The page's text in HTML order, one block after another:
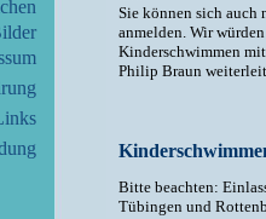
Sie können sich auch
anmelden. Wir
Kinderschwimmen
Philip Braun
Bitte beachten:
Tübingen und